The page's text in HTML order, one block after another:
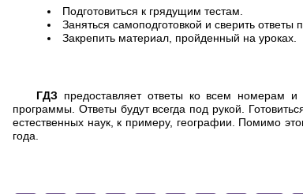
Подготовиться к грядущим тестам.
Заняться самоподготовкой и сверить ответы
Закрепить материал, пройденный на уроках.
ГДЗ предоставляет ответы ко всем номерам
программы. Ответы будут всегда под рукой.
естественных наук, к примеру, географии. Помимо
года.